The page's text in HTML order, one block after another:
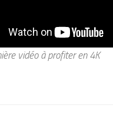
vidéo à profiter en 4K